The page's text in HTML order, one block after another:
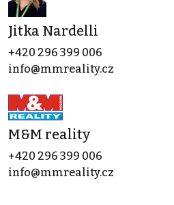
Jitka Nardelli
+420 296 399 006
info@mmreality.cz
M&M reality
+420 296 399 006
info@mmreality.cz